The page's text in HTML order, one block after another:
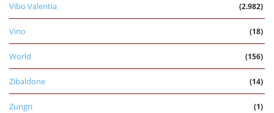
Vibo Valentia (2.982)
Vino (18)
World (156)
Zibaldone (14)
Zungri (1)